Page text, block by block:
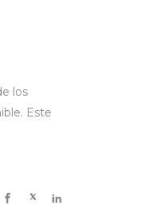
los
Este